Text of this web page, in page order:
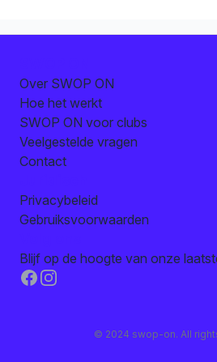
Over SWOP ON
Hoe het werkt
SWOP ON voor clubs
Veelgestelde vragen
Contact
Privacybeleid
Gebruiksvoorwaarden
Blijf op de hoogte van onze
Facebook
Instagram
© 2024 swop-on. All